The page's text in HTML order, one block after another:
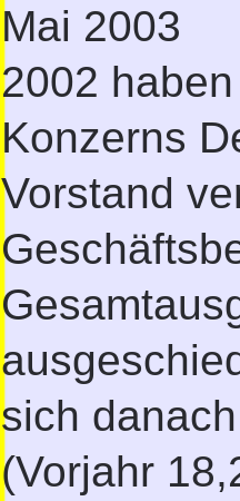
Mai 2003
2002
Konzerns
Vorstand
sich
(Vorjahr